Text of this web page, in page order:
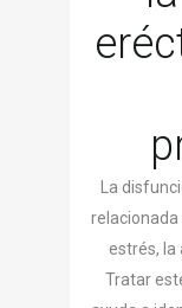
La
relacionada
estrés, la
Tratar